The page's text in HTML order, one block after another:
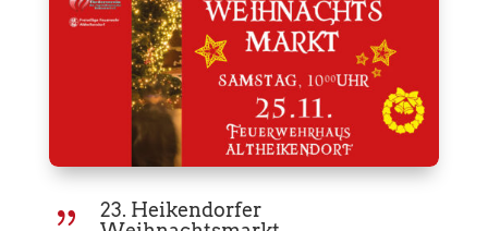
{
23. Heikendorfer